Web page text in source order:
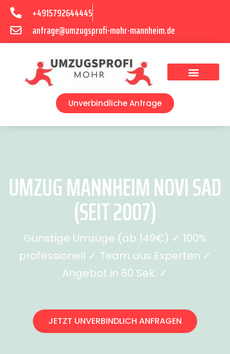
+4915792644445
anfrage@umzugsprofi-mohr-mannheim.de
Unverbindliche Anfrage
UMZUG MANNHEIM NOVI SAD
(SEIT 2007)
Günstige Umzüge (ab 149€) ✓ 100%
professionell ✓ Team aus Experten ✓
Angebot in 60 Sek. ✓
JETZT UNVERBINDLICH ANFRAGEN